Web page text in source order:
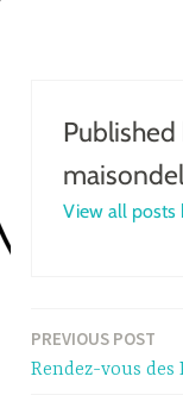
View all posts
Post
PREVIOUS POST
Rendez-vous